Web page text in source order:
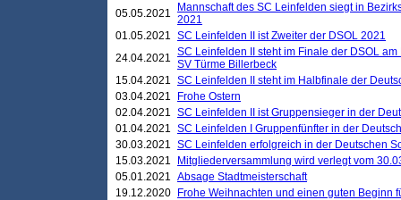
05.05.2021
Mannschaft des SC Leinfelden siegt in
2021
01.05.2021 SC Leinfelden II ist Zweiter der DSOL 2021
24.04.2021 SC Leinfelden II steht im Finale der DSOL
SV Türme Billerbeck
15.04.2021 SC Leinfelden II steht im Halbfinale der
03.04.2021
Frohe Ostern
02.04.2021 SC Leinfelden II ist Gruppensieger in der
01.04.2021 SC Leinfelden I Gruppenfünfter in der
30.03.2021 SC Leinfelden erfolgreich in der Deutschen
15.03.2021
Mitgliederversammlung wird verlegt vom
05.01.2021 Absage Stadtmeisterschaft
19.12.2020
Frohe Weihnachten und einen guten Beginn